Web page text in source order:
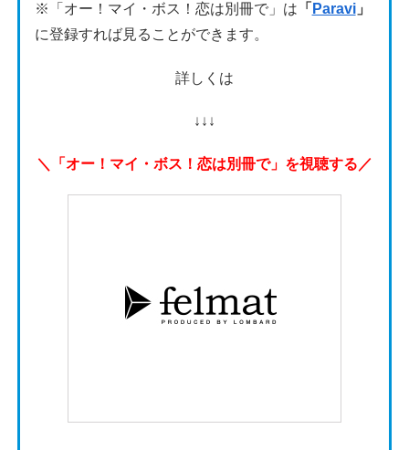
※「オー！マイ・ボス！恋は別冊で」は 「 Paravi」
に登録すれば見ることができます。
詳しくは
↓↓↓
＼「オー！マイ・ボス！恋は別冊で」を視聴する／